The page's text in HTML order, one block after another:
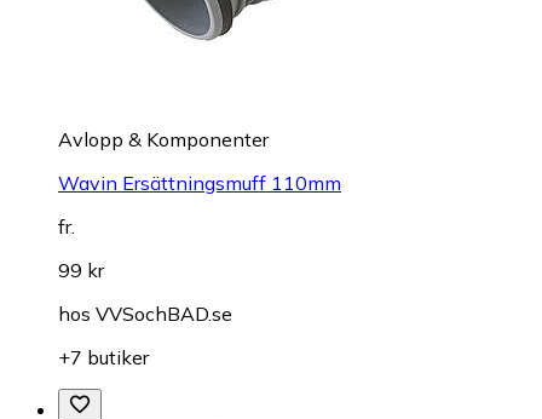
Avlopp & Komponenter
Wavin Ersättningsmuff 110mm
fr.
99 kr
hos VVSochBAD.se
+7 butiker